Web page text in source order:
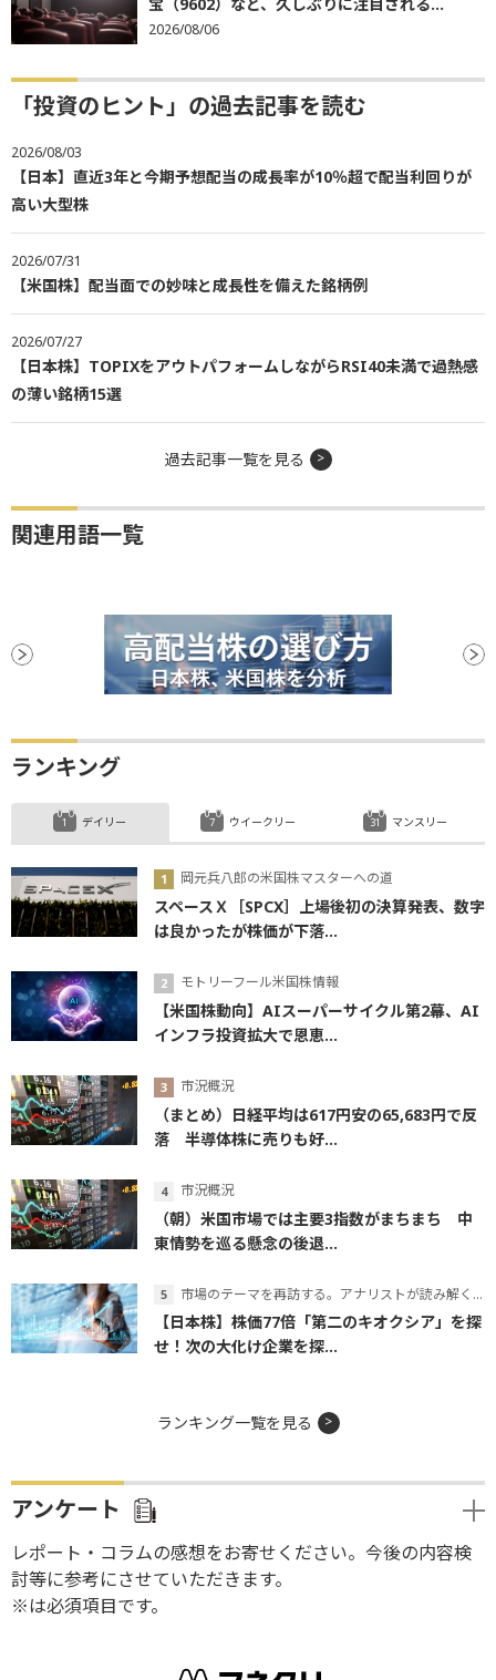
2026/08/06
「投資のヒント」の過去記事を読む
2026/08/03
【日本】直近3年と今期予想配当の成長率が10％超で配当利回りが
高い大型株
2026/07/31
【米国株】配当面での妙味と成長性を備えた銘柄例
2026/07/27
【日本株】TOPIXをアウトパフォームしながらRSI40未満で過熱感
の薄い銘柄15選
過去記事一覧を見る
関連用語一覧
ランキング
デイリー
岡元兵八郎の米国株マスターへの道
スペースＸ［SPCX］上場後初の決算発表、数字
は良かったが株価が下落...
モトリーフール米国株情報
【米国株動向】AIスーパーサイクル第2幕、AI
インフラ投資拡大で恩恵...
市況概況
（まとめ）日経平均は617円安の65,683円で反
落 半導体株に売りも好...
市況概況
（朝）米国市場では主要3指数がまちまち 中
東情勢を巡る懸念の後退...
市場のテーマを再訪する。アナリストが読み解くテーマの本質
【日本株】株価77倍「第二のキオクシア」を探
せ！次の大化け企業を探...
ウイークリー マンスリー
ランキング一覧を見る
アンケート
レポート・コラムの感想をお寄せください。今後の内容検
討等に参考にさせていただきます。
※は必須項目です。